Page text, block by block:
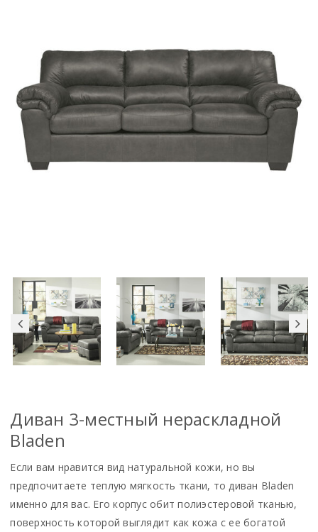
Диван 3-местный нераскладной
Bladen
Если вам нравится вид натуральной кожи, но вы
предпочитаете теплую мягкость ткани, то диван Bladen
именно для вас. Его корпус обит полиэстеровой тканью,
поверхность которой выглядит как кожа с ее богатой